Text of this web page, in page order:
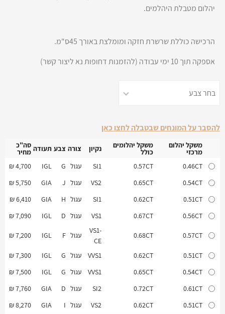
יהלום מטבלת היהלמים.
הרכישה כוללת שרשרת חזקה ומומלצת באורך 45ס"מ.
אספקה תוך 10 ימי עבודה (להזמנות דחופות נא ליצור קשר)
להסבר על המונחים שבטבלה לחצו כאן
משקל יהלום
מרכזי
משקל יהלומים
כולל נקיון צורה צבע תעודה סה"כ
מחיר
מרכזי כולל
צורה
מחיר 0.46CT
0.57CT
SI1 עגול G
IGL
4,700 ₪
0.54CT
0.65CT
VS2 עגול J
GIA
5,750 ₪
0.51CT
0.62CT
SI1 עגול H
GIA
6,410 ₪
0.56CT
0.67CT
VS1 עגול D
IGL
7,090 ₪
0.57CT
0.68CT
VS1-
CE
עגול F
IGL
7,200 ₪
0.51CT
0.62CT
VVS1 עגול G
IGL
7,300 ₪
0.54CT
0.65CT
VVS1 עגול G
IGL
7,500 ₪
0.61CT
0.72CT
SI2 עגול D
GIA
7,760 ₪
0.51CT
0.62CT
VS2 עגול I
GIA
8,270 ₪